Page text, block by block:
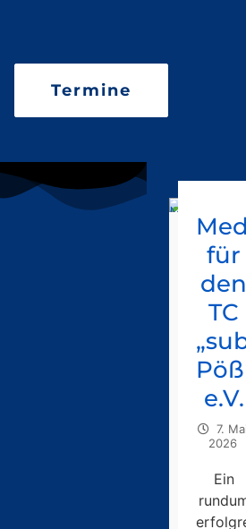
Termine
für
den
TC
e.V.
7. Mai
2026
Ein